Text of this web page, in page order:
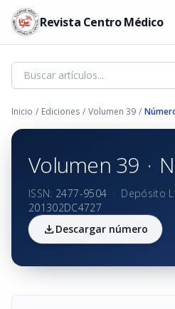
Revista Centro Médico
Inicio / Ediciones / Volumen 39 /
Volumen 39 ·
ISSN: 2477-9504 · Depósito
201302DC4727
downloadDescargar número